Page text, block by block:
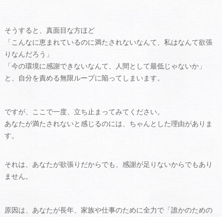
そうすると、真面目な方ほど
「こんなに恵まれているのに満たされないなんて、私はなんて欲張
りなんだろう」
「今の環境に感謝できないなんて、人間として最低じゃないか」
と、自分を責める無限ループに陥ってしまいます。
ですが、ここで一度、立ち止まってみてください。
あなたが満たされないと感じるのには、ちゃんとした理由がありま
す。
それは、あなたが欲張りだからでも、感謝が足りないからでもあり
ません。
原因は、あなたが長年、家族や仕事のために全力で「誰かのための